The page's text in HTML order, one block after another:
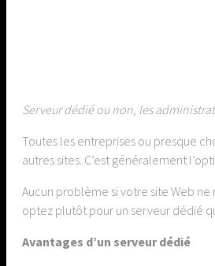
Serveur dédié ou non, les
Toutes les entreprises ou presque
autres sites. C’est généralement
Aucun problème si votre site Web
optez plutôt pour un serveur dédié
Avantages d’un serveur dédié